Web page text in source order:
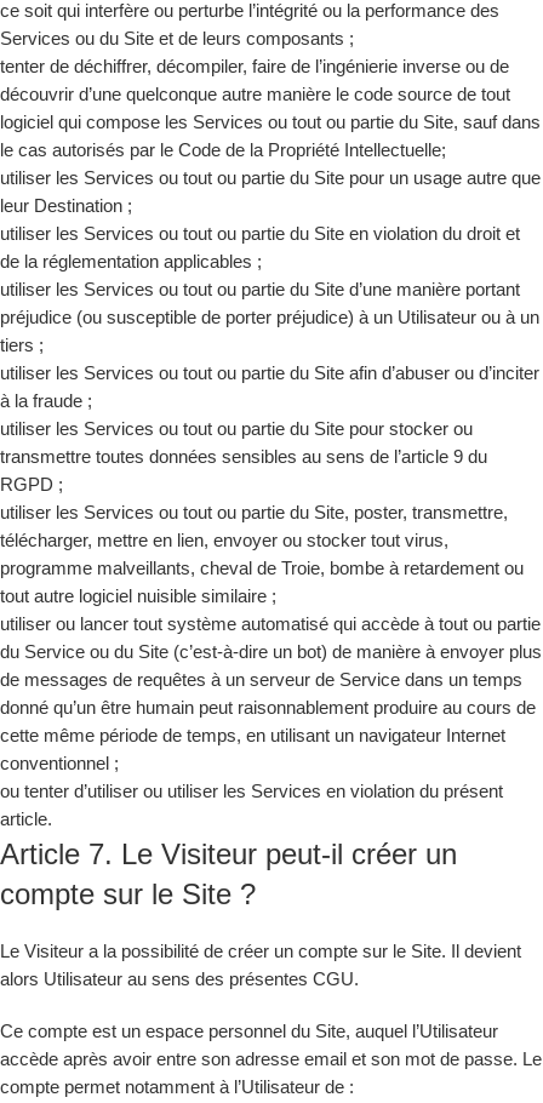
ce soit qui interfère ou perturbe l’intégrité ou la performance des
Services ou du Site et de leurs composants ;
tenter de déchiffrer, décompiler, faire de l’ingénierie inverse ou de
découvrir d’une quelconque autre manière le code source de tout
logiciel qui compose les Services ou tout ou partie du Site, sauf dans
le cas autorisés par le Code de la Propriété Intellectuelle;
utiliser les Services ou tout ou partie du Site pour un usage autre que
leur Destination ;
utiliser les Services ou tout ou partie du Site en violation du droit et
de la réglementation applicables ;
utiliser les Services ou tout ou partie du Site d’une manière portant
préjudice (ou susceptible de porter préjudice) à un Utilisateur ou à un
tiers ;
utiliser les Services ou tout ou partie du Site afin d’abuser ou d’inciter
à la fraude ;
utiliser les Services ou tout ou partie du Site pour stocker ou
transmettre toutes données sensibles au sens de l’article 9 du
RGPD ;
utiliser les Services ou tout ou partie du Site, poster, transmettre,
télécharger, mettre en lien, envoyer ou stocker tout virus,
programme malveillants, cheval de Troie, bombe à retardement ou
tout autre logiciel nuisible similaire ;
utiliser ou lancer tout système automatisé qui accède à tout ou partie
du Service ou du Site (c’est-à-dire un bot) de manière à envoyer plus
de messages de requêtes à un serveur de Service dans un temps
donné qu’un être humain peut raisonnablement produire au cours de
cette même période de temps, en utilisant un navigateur Internet
conventionnel ;
ou tenter d’utiliser ou utiliser les Services en violation du présent
article.
Article 7. Le Visiteur peut-il créer un
compte sur le Site ?
Le Visiteur a la possibilité de créer un compte sur le Site. Il devient
alors Utilisateur au sens des présentes CGU.
Ce compte est un espace personnel du Site, auquel l’Utilisateur
accède après avoir entre son adresse email et son mot de passe. Le
compte permet notamment à l’Utilisateur de :